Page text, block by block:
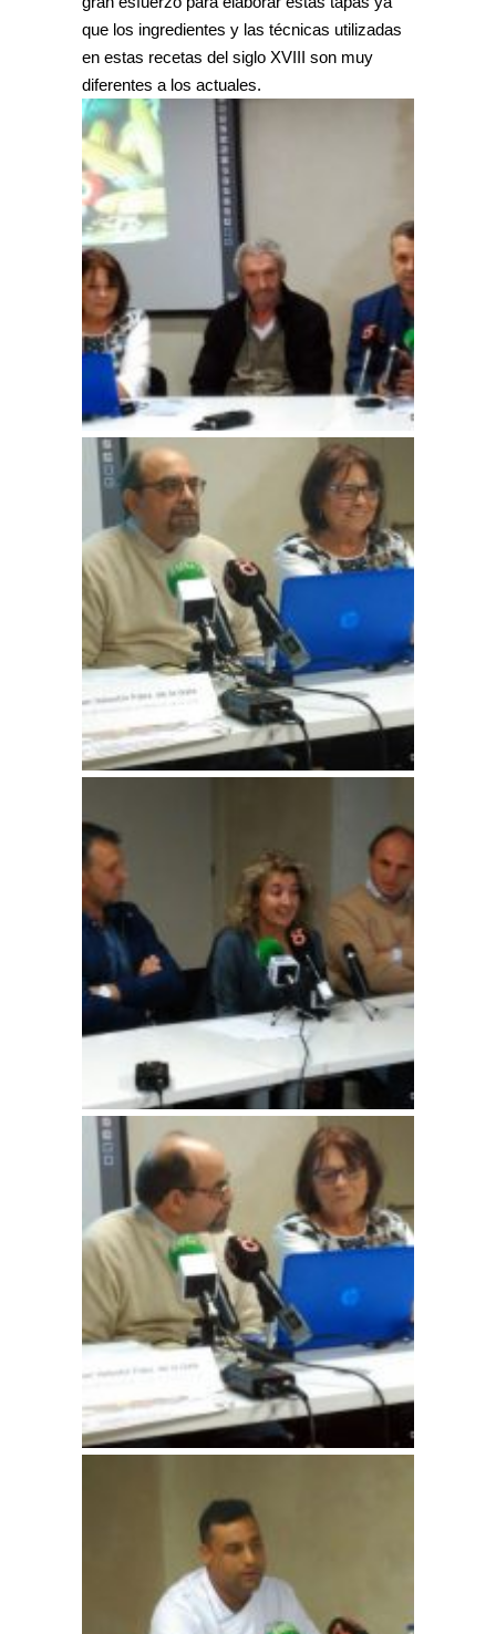
que los ingredientes y las técnicas utilizadas
en estas recetas del siglo XVIII son muy
diferentes a los actuales.